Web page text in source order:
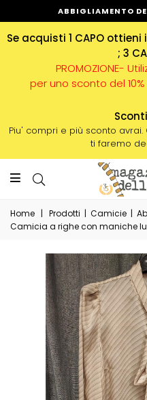
ABBIGLIAMENTO
Se acquisti 1 CAPO ottieni
; 3
PROMOZIONE-
per uno sconto del 10%
Piu' compri e più sconto
ti faremo
Home | Prodotti | Camicie |
Camicia a righe con maniche